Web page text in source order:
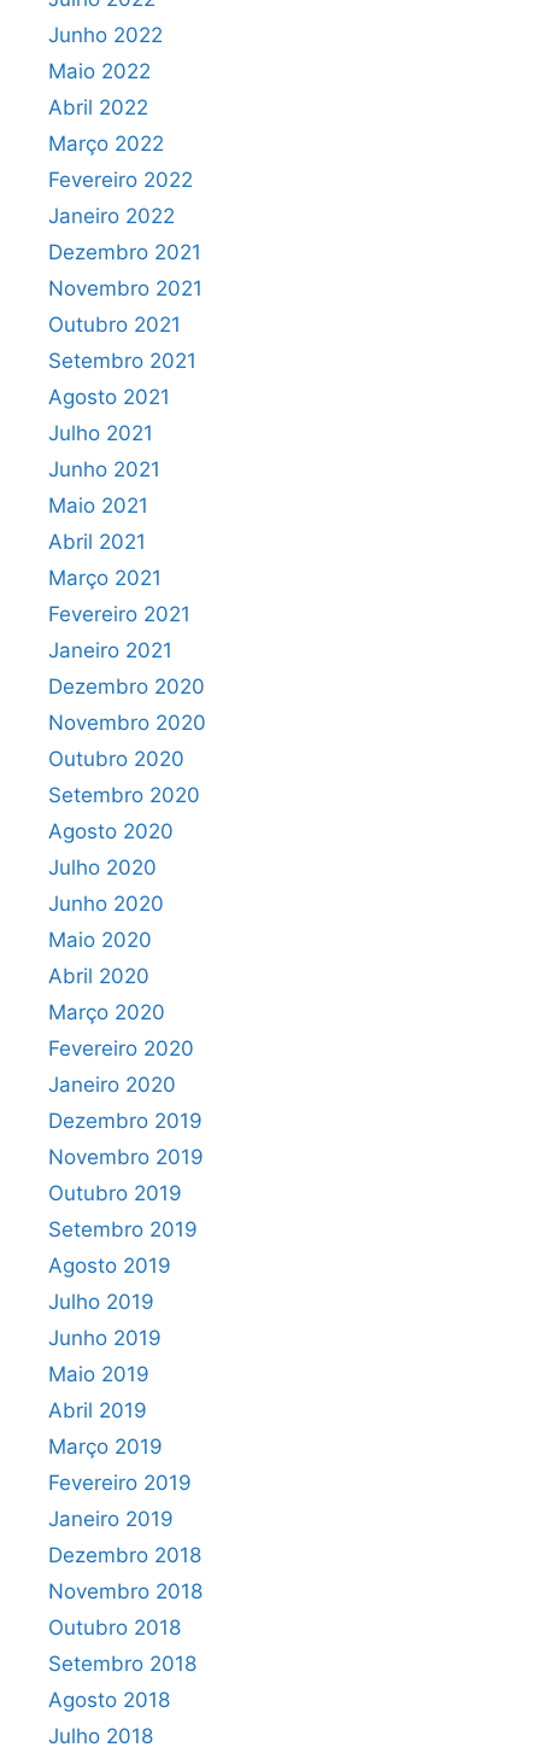
Junho 2022
Maio 2022
Abril 2022
Março 2022
Fevereiro 2022
Janeiro 2022
Dezembro 2021
Novembro 2021
Outubro 2021
Setembro 2021
Agosto 2021
Julho 2021
Junho 2021
Maio 2021
Abril 2021
Março 2021
Fevereiro 2021
Janeiro 2021
Dezembro 2020
Novembro 2020
Outubro 2020
Setembro 2020
Agosto 2020
Julho 2020
Junho 2020
Maio 2020
Abril 2020
Março 2020
Fevereiro 2020
Janeiro 2020
Dezembro 2019
Novembro 2019
Outubro 2019
Setembro 2019
Agosto 2019
Julho 2019
Junho 2019
Maio 2019
Abril 2019
Março 2019
Fevereiro 2019
Janeiro 2019
Dezembro 2018
Novembro 2018
Outubro 2018
Setembro 2018
Agosto 2018
Julho 2018